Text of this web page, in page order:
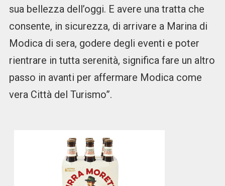
sua bellezza dell’oggi. E avere una tratta che
consente, in sicurezza, di arrivare a Marina di
Modica di sera, godere degli eventi e poter
rientrare in tutta serenità, significa fare un altro
passo in avanti per affermare Modica come
vera Città del Turismo”.